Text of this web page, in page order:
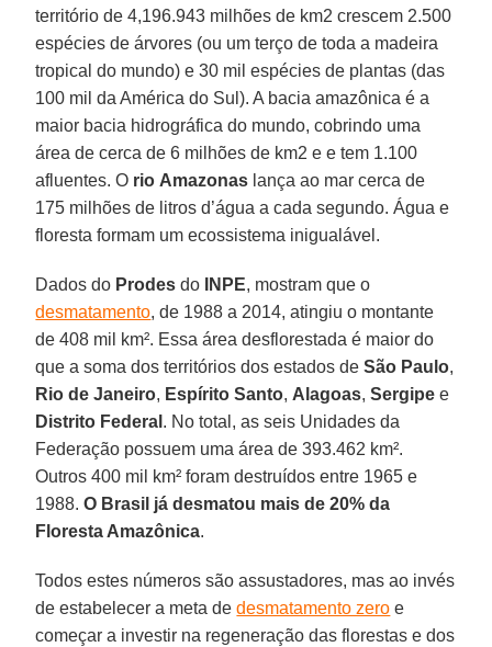
território de 4,196.943 milhões de km2 crescem 2.500
espécies de árvores (ou um terço de toda a madeira
tropical do mundo) e 30 mil espécies de plantas (das
100 mil da América do Sul). A bacia amazônica é a
maior bacia hidrográfica do mundo, cobrindo uma
área de cerca de 6 milhões de km2 e e tem 1.100
afluentes. O rio Amazonas lança ao mar cerca de
175 milhões de litros d’água a cada segundo. Água e
floresta formam um ecossistema inigualável.
Dados do Prodes do INPE, mostram que o
desmatamento, de 1988 a 2014, atingiu o montante
de 408 mil km². Essa área desflorestada é maior do
que a soma dos territórios dos estados deSão Paulo,
Rio de Janeiro, Espírito Santo, Alagoas,Sergipe e
Distrito Federal . No total, as seis Unidades da
Federação possuem uma área de 393.462 km².
Outros 400 mil km² foram destruídos entre 1965 e
1988.O Brasil já desmatou mais de 20% da
Floresta Amazônica.
Todos estes números são assustadores, mas ao invés
de estabelecer a meta dedesmatamento zero e
começar a investir na regeneração das florestas e dos